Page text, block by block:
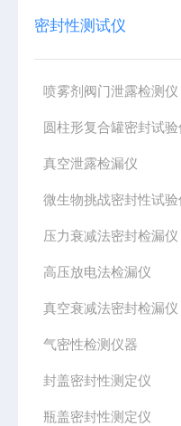
密封性测试仪
喷雾剂阀门泄露检测仪
圆柱形复合罐密封试验
真空泄露检漏仪
微生物挑战密封性试验
压力衰减法密封检漏仪
高压放电法检漏仪
真空衰减法密封检漏仪
气密性检测仪器
封盖密封性测定仪
瓶盖密封性测定仪